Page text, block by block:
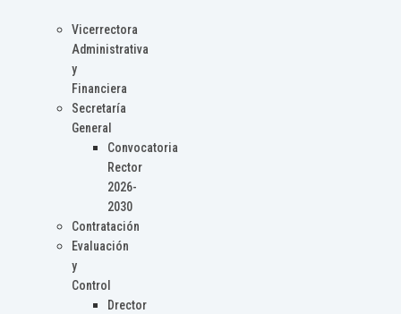
Vicerrectora
Administrativa
y
Financiera
Secretaría
General
Convocatoria
Rector
2026-
2030
Contratación
Evaluación
y
Control
Drector